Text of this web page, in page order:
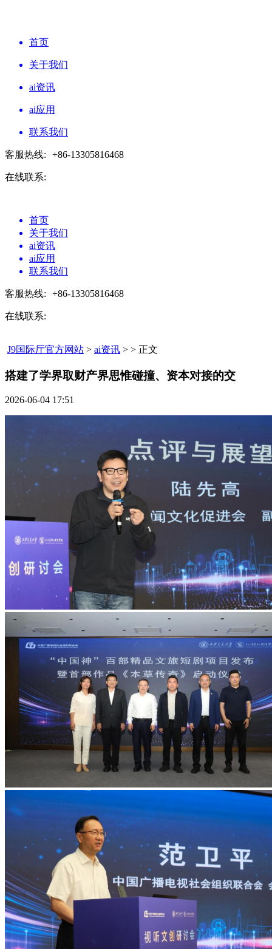
首页
关于我们
ai资讯
ai应用
联系我们
客服热线: +86-13305816468
在线联系:
首页
关于我们
ai资讯
ai应用
联系我们
客服热线: +86-13305816468
在线联系:
J9国际厅官方网站 > ai资讯 > > 正文
搭建了学界取财产界思惟碰撞、资本对接的交​
2026-06-04 17:51